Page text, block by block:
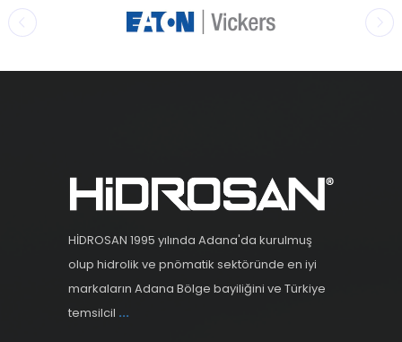
HİDROSAN 1995 yılında Adana'da kurulmuş
olup hidrolik ve pnömatik sektöründe en iyi
markaların Adana Bölge bayiliğini ve Türkiye
temsilcil ...